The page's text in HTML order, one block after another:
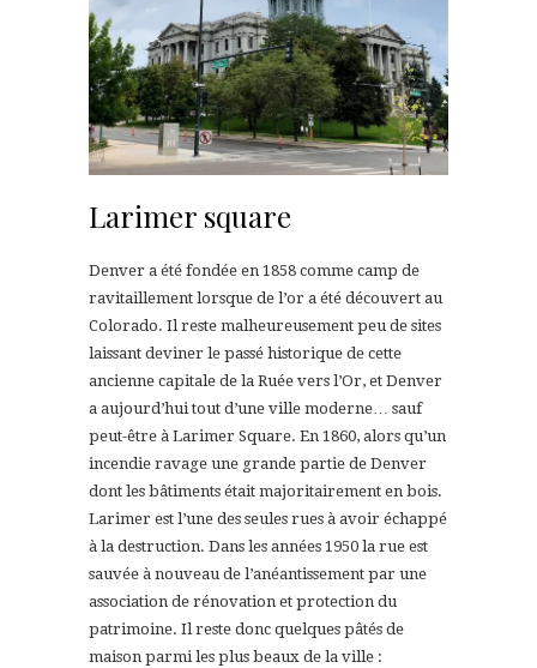
Larimer square
Denver a été fondée en 1858 comme camp de
ravitaillement lorsque de l’or a été découvert au
Colorado. Il reste malheureusement peu de sites
laissant deviner le passé historique de cette
ancienne capitale de la Ruée vers l’Or, et Denver
a aujourd’hui tout d’une ville moderne… sauf
peut-être à Larimer Square. En 1860, alors qu’un
incendie ravage une grande partie de Denver
dont les bâtiments était majoritairement en bois.
Larimer est l’une des seules rues à avoir échappé
à la destruction. Dans les années 1950 la rue est
sauvée à nouveau de l’anéantissement par une
association de rénovation et protection du
patrimoine. Il reste donc quelques pâtés de
maison parmi les plus beaux de la ville :